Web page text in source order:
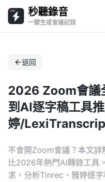
秒聽錄音
一鍵生成會議記錄
返回
2026 Zoom會議
到AI逐字稿工具
婷/LexiTranscript
不會開Zoom會議？本文
比2026年熱門AI轉錄工具
求，分析Tinrec、雅婷逐